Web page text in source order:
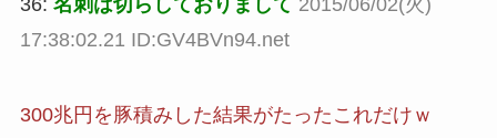
36: 名刺は切らしておりまして 2015/06/02(火)
17:38:02.21 ID:GV4BVn94.net
300兆円を豚積みした結果がたったこれだけｗ